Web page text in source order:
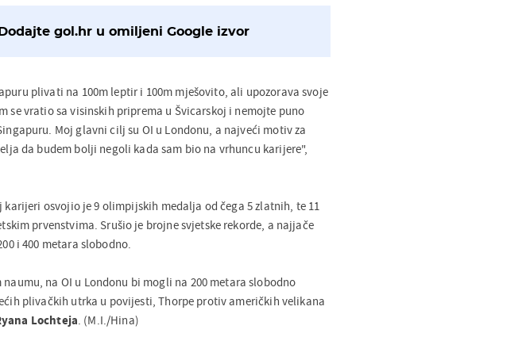
gol.hr u omiljeni Google izvor
plivati na 100m leptir i 100m mješovito, ali upozorava svoje
se vratio sa visinskih priprema u Švicarskoj i nemojte puno
Moj glavni cilj su OI u Londonu, a najveći motiv za
da budem bolji negoli kada sam bio na vrhuncu karijere",
karijeri osvojio je 9 olimpijskih medalja od čega 5 zlatnih, te 11
prvenstvima. Srušio je brojne svjetske rekorde, a najjače
i 400 metara slobodno.
na OI u Londonu bi mogli na 200 metara slobodno
plivačkih utrka u povijesti, Thorpe protiv američkih velikana
Lochteja. (M.I./Hina)